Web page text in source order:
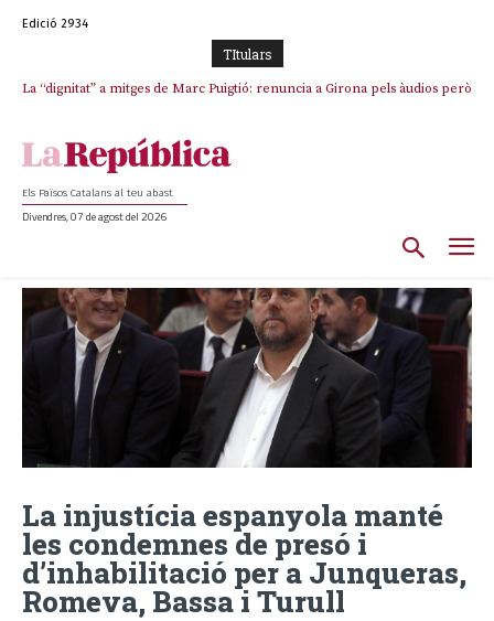
Edició 2934
TItulars
Junts exigeix que Catalunya quedi “fora” del repartiment dels menors
Els Països Catalans al teu abast
Divendres, 07 de agost del 2026
La injustícia espanyola manté
les condemnes de presó i
d’inhabilitació per a Junqueras,
Romeva, Bassa i Turull